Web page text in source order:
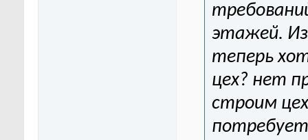
этажей.
теперь
цех? нет
строим